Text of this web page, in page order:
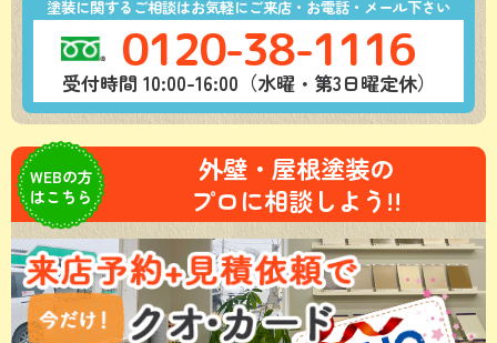
塗装に関するご相談はお気軽にご来店・お電話・メール下さい
0120-38-1116
受付時間 10:00-16:00（水曜・第3日曜定休）
WEBの方
はこちら
外壁・屋根塗装の
プロに相談しよう!!